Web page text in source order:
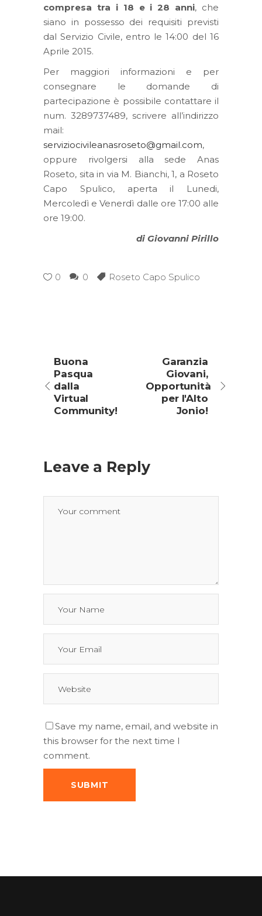
compresa tra i 18 e i 28 anni, che
siano in possesso dei requisiti previsti
dal Servizio Civile, entro le 14:00 del 16
Aprile 2015.
Per maggiori informazioni e per
consegnare le domande di
partecipazione è possibile contattare il
num. 3289737489, scrivere all’indirizzo
mail:
serviziocivileanasroseto@gmail.com,
oppure rivolgersi alla sede Anas
Roseto, sita in via M. Bianchi, 1, a Roseto
Capo Spulico, aperta il Lunedi,
Mercoledì e Venerdì dalle ore 17:00 alle
ore 19:00.
di Giovanni Pirillo
0 0 Roseto Capo Spulico
Buona
Pasqua
dalla
Virtual
Community!
Garanzia
Giovani,
Opportunità
per l'Alto
Jonio!
Leave a Reply
Save my name, email, and website in
this browser for the next time I
comment.